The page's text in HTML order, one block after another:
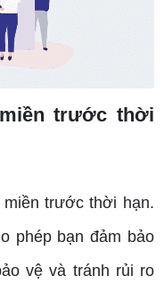
trước thời
trước thời hạn.
phép bạn đảm bảo
vệ và tránh rủi ro